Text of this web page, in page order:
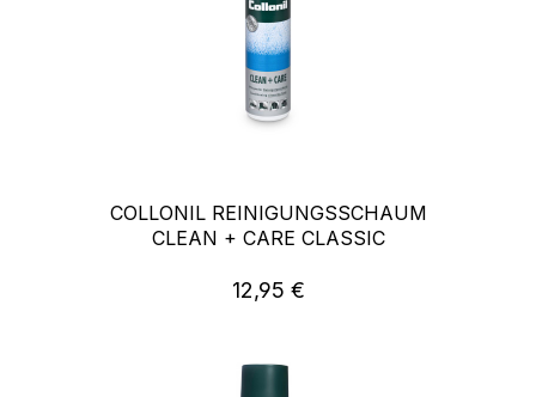
COLLONIL REINIGUNGSSCHAUM
CLEAN + CARE CLASSIC
Regulärer Preis:
12,95 €